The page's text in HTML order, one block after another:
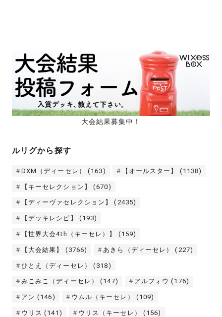
大会結果募集中！
ルリグから探す
DXM（ディーセレ） (163) 【オールスター】 (1138)
【キーセレクション】 (670)
【ディーヴァセレクション】 (2435)
【デッキレシピ】 (193)
【世界大会4th（キーセレ）】 (159)
【大会結果】 (3766) あきら（ディーセレ） (227)
ひとえ（ディーセレ） (318)
みこみこ（ディーセレ） (147) アルフォウ (176)
アン (146) ウムル（キーセレ） (109)
ウリス (141) ウリス（キーセレ） (156)